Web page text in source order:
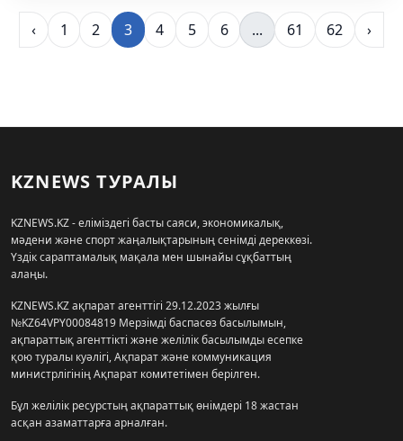
‹ 1 2 3 4 5 6 ... 61 62 ›
KZNEWS ТУРАЛЫ
KZNEWS.KZ - еліміздегі басты саяси, экономикалық,
мәдени және спорт жаңалықтарының сенімді дереккөзі.
Үздік сараптамалық мақала мен шынайы сұқбаттың
алаңы.
KZNEWS.KZ ақпарат агенттігі 29.12.2023 жылғы
№KZ64VPY00084819 Мерзімді баспасөз басылымын,
ақпараттық агенттікті және желілік басылымды есепке
қою туралы куәлігі, Ақпарат және коммуникация
министрлігінің Ақпарат комитетімен берілген.
Бұл желілік ресурстың ақпараттық өнімдері 18 жастан
асқан азаматтарға арналған.